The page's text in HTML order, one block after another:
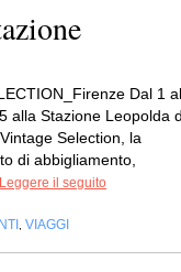
Dal 1 al
alla Stazione Leopolda
Selection, la
di abbigliamento,
Leggere il seguito
, VIAGGI